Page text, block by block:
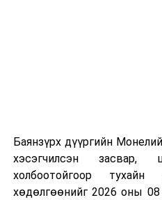
болон дулааны эрчим
болдог. Зарим
үлдэх үнснээс фосфор
авах боломжтой аж.
Баянзүрх дүүргийн
хэсэгчилсэн засвар,
холбоотойгоор
хөдөлгөөнийг 2026 оны